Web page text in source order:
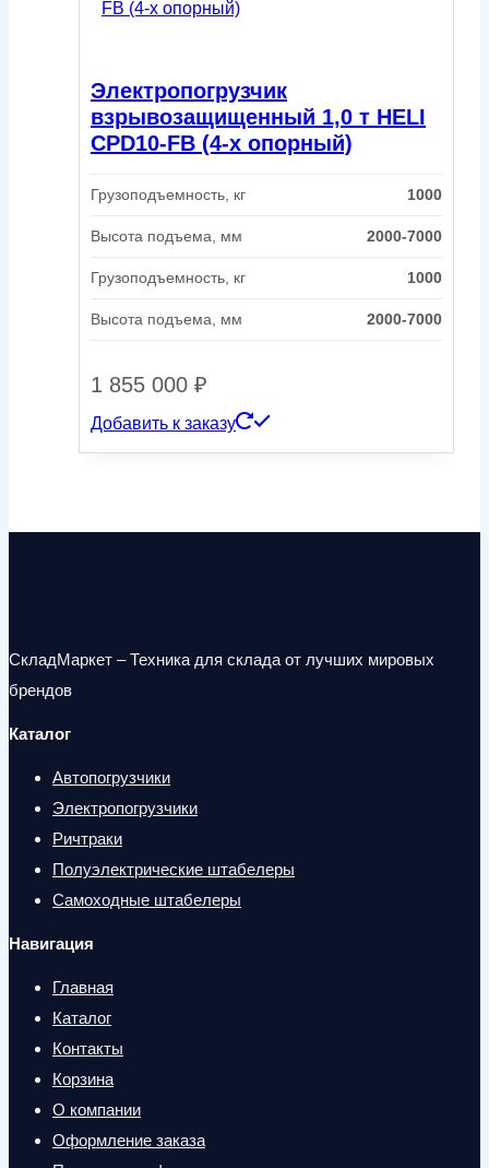
Электропогрузчик
взрывозащищенный 1,0 т HELI
CPD10-FB (4-х опорный)
Грузоподъемность, кг 1000
Высота подъема, мм 2000-7000
Грузоподъемность, кг 1000
Высота подъема, мм 2000-7000
1 855 000 ₽
Добавить к заказу
СкладМаркет – Техника для склада от лучших мировых
брендов
Каталог
Автопогрузчики
Электропогрузчики
Ричтраки
Полуэлектрические штабелеры
Самоходные штабелеры
Навигация
Главная
Каталог
Контакты
Корзина
О компании
Оформление заказа